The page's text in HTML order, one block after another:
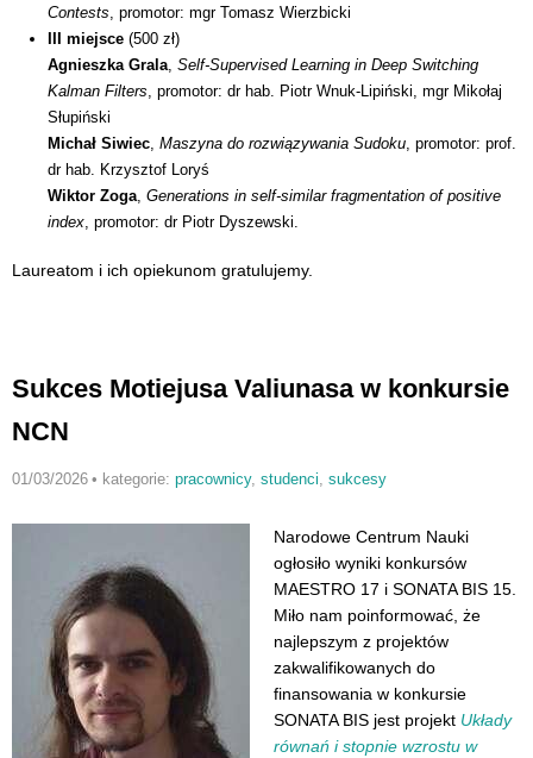
Contests , promotor: mgr Tomasz Wierzbicki
III miejsce (500 zł)
Agnieszka Grala Self-Supervised Learning in Deep Switching
Kalman Filters , promotor: dr hab. Piotr Wnuk-Lipiński, mgr Mikołaj
Słupiński
Michał Siwiec Maszyna do rozwiązywania Sudoku , promotor: prof.
dr hab. Krzysztof Loryś
Wiktor Zoga Generations in self-similar fragmentation of positive
index , promotor: dr Piotr Dyszewski.
Laureatom i ich opiekunom gratulujemy.
Sukces Motiejusa Valiunasa w konkursie
NCN
01/03/2026 • kategorie: pracownicy, studenci, sukcesy
Narodowe Centrum Nauki
ogłosiło wyniki konkursów
MAESTRO 17 i SONATA BIS 15.
Miło nam poinformować, że
najlepszym z projektów
zakwalifikowanych do
finansowania w konkursie
SONATA BIS jest projekt Układy
równań i stopnie wzrostu w